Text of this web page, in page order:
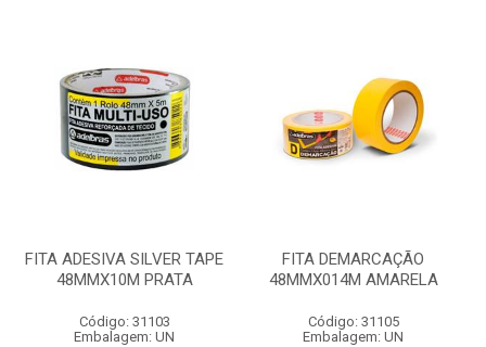
FITA ADESIVA SILVER TAPE
48MMX10M PRATA
Código: 31103
Embalagem: UN
FITA DEMARCAÇÃO
48MMX014M AMARELA
Código: 31105
Embalagem: UN